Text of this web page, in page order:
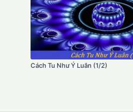
Cách Tu Như Ý Luân (1/2)